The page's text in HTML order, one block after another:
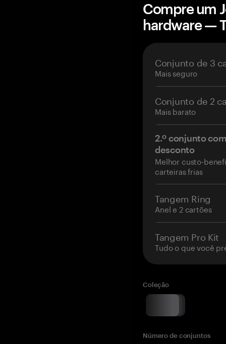
Compre um
hardware —
Conjunto de 3
Mais seguro
Conjunto de 2
Mais barato
2.º conjunto
desconto
Melhor custo-
carteiras frias
Tangem Ring
Anel e 2 cartões
Tangem Pro Kit
Tudo o que você
Coleção
Número de conjuntos